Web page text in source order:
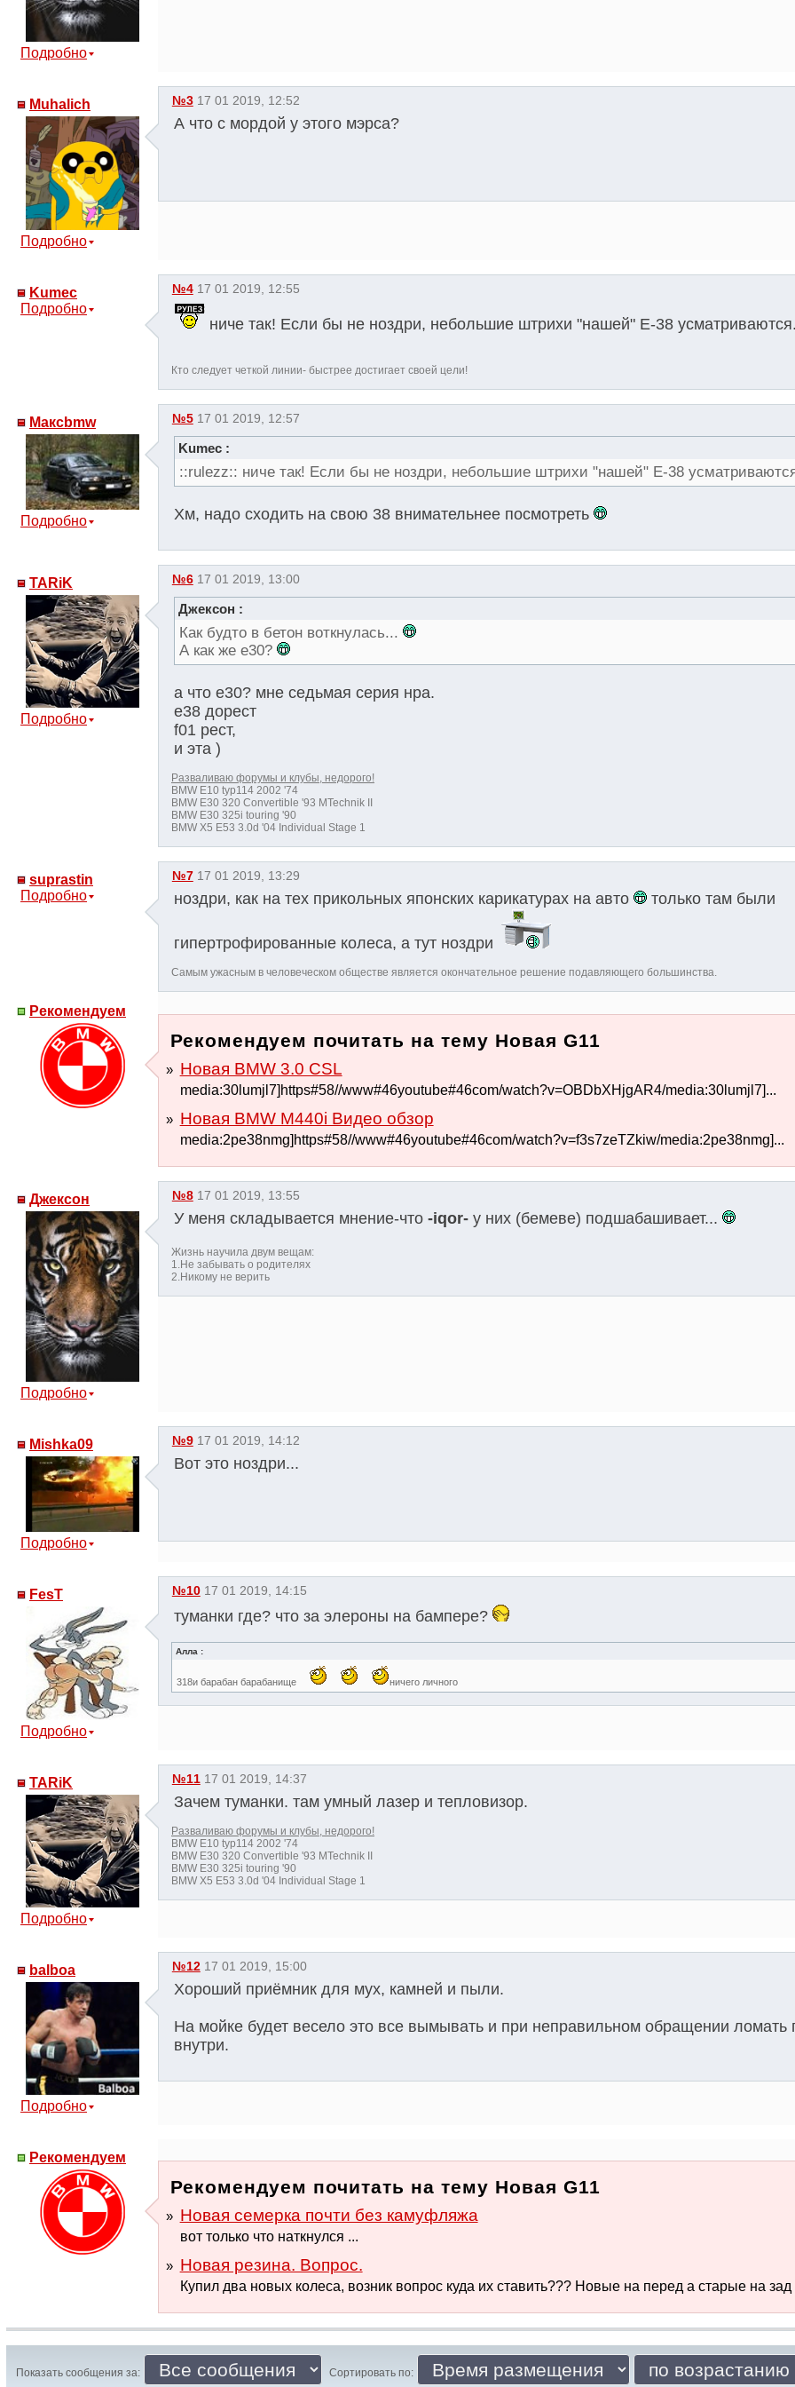
Подробно
Muhalich
Подробно
№3 17 01 2019, 12:52
А что с мордой у этого мэрса?
Kumec
Подробно
№4 17 01 2019, 12:55
ниче так! Если бы не ноздри, небольшие штрихи "нашей" E-38
Кто следует четкой линии- быстрее достигает своей цели!
Максbmw
Подробно
№5 17 01 2019, 12:57
Kumec :
::rulezz:: ниче так! Если бы не ноздри, небольшие штрихи "нашей" E-38
Хм, надо сходить на свою 38 внимательнее посмотреть
TARiK
Подробно
№6 17 01 2019, 13:00
Джексон :
Как будто в бетон воткнулась...
А как же е30?
а что е30? мне седьмая серия нра.
e38 дорест
f01 рест,
и эта )
Разваливаю форумы и клубы, недорого!
BMW E10 typ114 2002 '74
BMW E30 320 Convertible '93 MTechnik II
BMW E30 325i touring '90
BMW X5 E53 3.0d '04 Individual Stage 1
suprastin
Подробно
№7 17 01 2019, 13:29
ноздри, как на тех прикольных японских карикатурах на авто только там были
гипертрофированные колеса, а тут ноздри
Самым ужасным в человеческом обществе является окончательное решение подавляющего большинства.
Рекомендуем
Рекомендуем почитать на тему Новая G11
Новая BMW 3.0 CSL
media:30lumjl7]https#58//www#46youtube#46com/watch?v=OBDbXHjgAR4/media:30lumjl7]...
Новая BMW M440i Видео обзор
media:2pe38nmg]https#58//www#46youtube#46com/watch?v=f3s7zeTZkiw/media:2pe38nmg]...
Джексон
Подробно
№8 17 01 2019, 13:55
У меня складывается мнение-что -iqor-у них (бемеве) подшабашивает...
Жизнь научила двум вещам:
1.Не забывать о родителях
2.Никому не верить
Mishka09
Подробно
№9 17 01 2019, 14:12
Вот это ноздри...
FesT
Подробно
№10 17 01 2019, 14:15
туманки где? что за элероны на бампере?
Алла :
318и барабан барабанище ничего личного
TARiK
Подробно
№11 17 01 2019, 14:37
Зачем туманки. там умный лазер и тепловизор.
Разваливаю форумы и клубы, недорого!
BMW E10 typ114 2002 '74
BMW E30 320 Convertible '93 MTechnik II
BMW E30 325i touring '90
BMW X5 E53 3.0d '04 Individual Stage 1
balboa
Подробно
№12 17 01 2019, 15:00
Хороший приёмник для мух, камней и пыли.
На мойке будет весело это все вымывать и при неправильном обращении ломать
внутри.
Рекомендуем
Рекомендуем почитать на тему Новая G11
Новая семерка почти без камуфляжа
вот только что наткнулся ...
Новая резина. Вопрос.
Купил два новых колеса, возник вопрос куда их ставить??? Новые на перед а старые на зад
Показать сообщения за: Сортировать по: